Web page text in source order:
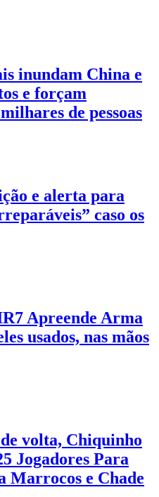
inundam China e
e forçam
de pessoas
e alerta para
caso os
Apreende Arma
usados, nas mãos
volta, Chiquinho
Jogadores Para
Marrocos e Chade